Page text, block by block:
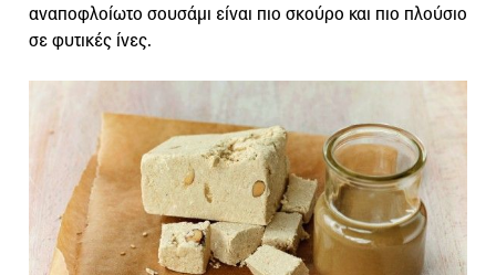
αναποφλοίωτο σουσάμι είναι πιο σκούρο και πιο πλούσιο
σε φυτικές ίνες.